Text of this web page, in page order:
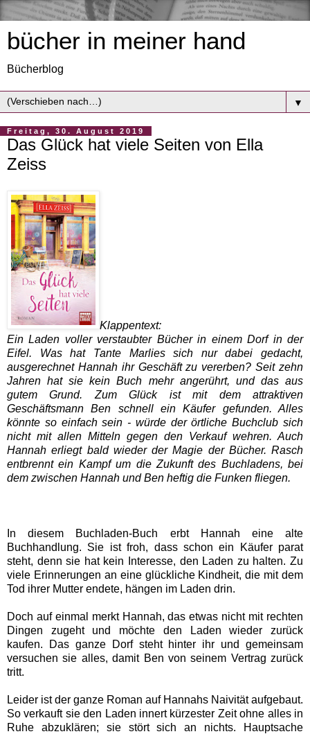
bücher in meiner hand
Bücherblog
▼
Freitag, 30. August 2019
Das Glück hat viele Seiten von Ella
Zeiss
Klappentext:
Ein Laden voller verstaubter Bücher in einem Dorf in der
Eifel. Was hat Tante Marlies sich nur dabei gedacht,
ausgerechnet Hannah ihr Geschäft zu vererben? Seit zehn
Jahren hat sie kein Buch mehr angerührt, und das aus
gutem Grund. Zum Glück ist mit dem attraktiven
Geschäftsmann Ben schnell ein Käufer gefunden. Alles
könnte so einfach sein - würde der örtliche Buchclub sich
nicht mit allen Mitteln gegen den Verkauf wehren. Auch
Hannah erliegt bald wieder der Magie der Bücher. Rasch
entbrennt ein Kampf um die Zukunft des Buchladens, bei
dem zwischen Hannah und Ben heftig die Funken fliegen.
In diesem Buchladen-Buch erbt Hannah eine alte
Buchhandlung. Sie ist froh, dass schon ein Käufer parat
steht, denn sie hat kein Interesse, den Laden zu halten. Zu
viele Erinnerungen an eine glückliche Kindheit, die mit dem
Tod ihrer Mutter endete, hängen im Laden drin.
Doch auf einmal merkt Hannah, das etwas nicht mit rechten
Dingen zugeht und möchte den Laden wieder zurück
kaufen. Das ganze Dorf steht hinter ihr und gemeinsam
versuchen sie alles, damit Ben von seinem Vertrag zurück
tritt.
Leider ist der ganze Roman auf Hannahs Naivität aufgebaut.
So verkauft sie den Laden innert kürzester Zeit ohne alles in
Ruhe abzuklären; sie stört sich an nichts. Hauptsache